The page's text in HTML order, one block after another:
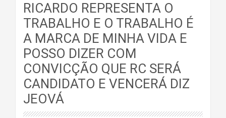
RICARDO REPRESENTA O
TRABALHO E O TRABALHO É
A MARCA DE MINHA VIDA E
POSSO DIZER COM
CONVICÇÃO QUE RC SERÁ
CANDIDATO E VENCERÁ DIZ
JEOVÁ